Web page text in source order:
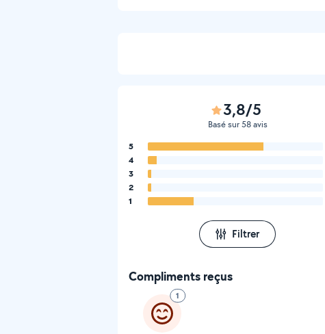
3,8/5
Basé sur 58 avis
5
4
3
2
1
Filtrer
Compliments reçus
1